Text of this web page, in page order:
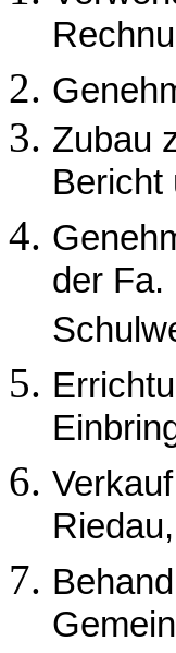
Zubau
Bericht
der Fa.